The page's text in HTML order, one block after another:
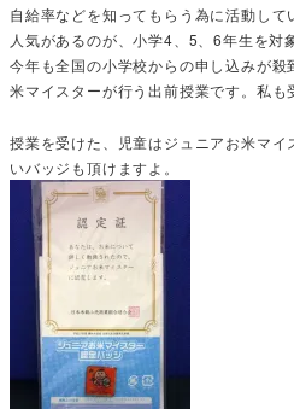
自給率などを知ってもらう為に活動し
人気があるのが、小学4、5、6年生を対
今年も全国の小学校からの申し込みが
米マイスターが行う出前授業です。私も
授業を受けた、児童はジュニアお米マ
いバッジも頂けますよ。